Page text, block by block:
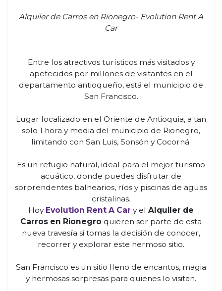
Alquiler de Carros en Rionegro- Evolution Rent A
Car
Entre los atractivos turísticos más visitados y
apetecidos por millones de visitantes en el
departamento antioqueño, está el municipio de
San Francisco.
Lugar localizado en el Oriente de Antioquia, a tan
solo 1 hora y media del municipio de Rionegro,
limitando con San Luis, Sonsón y Cocorná.
Es un refugio natural, ideal para el mejor turismo
acuático, donde puedes disfrutar de
sorprendentes balnearios, ríos y piscinas de aguas
cristalinas.
Hoy Evolution Rent A Car y el Alquiler de
Carros en Rionegro quieren ser parte de esta
nueva travesía si tomas la decisión de conocer,
recorrer y explorar este hermoso sitio.
San Francisco es un sitio lleno de encantos, magia
y hermosas sorpresas para quienes lo visitan.